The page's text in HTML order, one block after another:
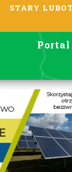
STARY